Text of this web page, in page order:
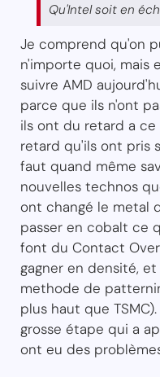
Qu'Intel soit en
Je comprend qu'on
n'importe quoi, mais
suivre AMD
parce que ils n'ont
ils ont du retard a ce
retard qu'ils ont pris
faut quand même
nouvelles technos
ont changé le metal
passer en cobalt ce
font du Contact
gagner en densité,
methode de
plus haut que
grosse étape qui a
ont eu des